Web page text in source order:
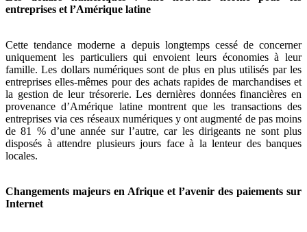
entreprises et l’Amérique latine
Cette tendance moderne a depuis longtemps cessé de concerner
uniquement les particuliers qui envoient leurs économies à leur
famille. Les dollars numériques sont de plus en plus utilisés par les
entreprises elles-mêmes pour des achats rapides de marchandises et
la gestion de leur trésorerie. Les dernières données financières en
provenance d’Amérique latine montrent que les transactions des
entreprises via ces réseaux numériques y ont augmenté de pas moins
de 81 % d’une année sur l’autre, car les dirigeants ne sont plus
disposés à attendre plusieurs jours face à la lenteur des banques
locales.
Changements majeurs en Afrique et l’avenir des paiements sur
Internet